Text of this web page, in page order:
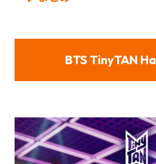
BTS TinyTAN